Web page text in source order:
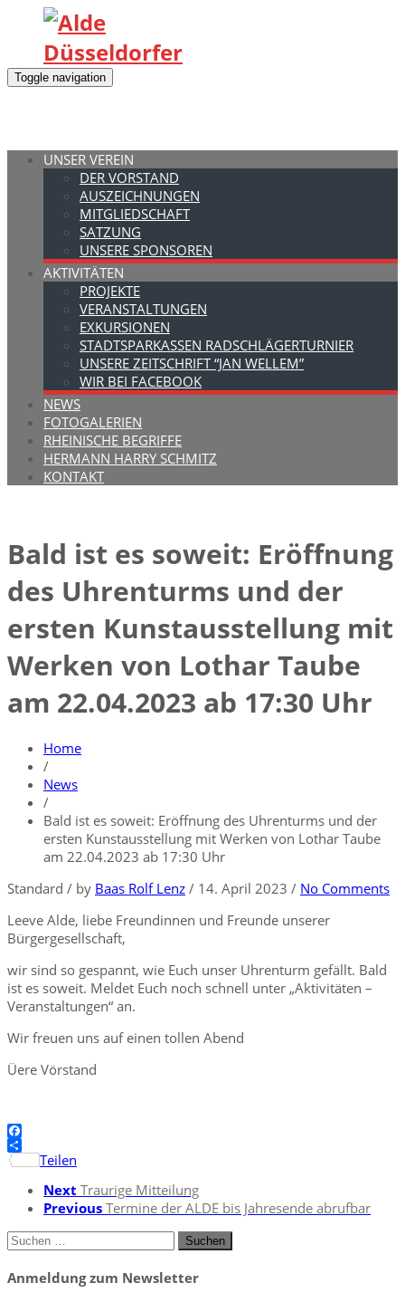
Toggle navigation
UNSER VEREIN
DER VORSTAND
AUSZEICHNUNGEN
MITGLIEDSCHAFT
SATZUNG
UNSERE SPONSOREN
AKTIVITÄTEN
PROJEKTE
VERANSTALTUNGEN
EXKURSIONEN
STADTSPARKASSEN RADSCHLÄGERTURNIER
UNSERE ZEITSCHRIFT “JAN WELLEM”
WIR BEI FACEBOOK
NEWS
FOTOGALERIEN
RHEINISCHE BEGRIFFE
HERMANN HARRY SCHMITZ
KONTAKT
Bald ist es soweit: Eröffnung
des Uhrenturms und der
ersten Kunstausstellung mit
Werken von Lothar Taube
am 22.04.2023 ab 17:30 Uhr
Home
/
News
/
Bald ist es soweit: Eröffnung des Uhrenturms und der
ersten Kunstausstellung mit Werken von Lothar Taube
am 22.04.2023 ab 17:30 Uhr
Standard / by Baas Rolf Lenz / 14. April 2023 / No Comments
Leeve Alde, liebe Freundinnen und Freunde unserer
Bürgergesellschaft,
wir sind so gespannt, wie Euch unser Uhrenturm gefällt. Bald
ist es soweit. Meldet Euch noch schnell unter „Aktivitäten –
Veranstaltungen“ an.
Wir freuen uns auf einen tollen Abend
Üere Vörstand
Facebook
Teilen
Next Traurige Mitteilung
Previous Termine der ALDE bis Jahresende abrufbar
Suchen
Anmeldung zum Newsletter